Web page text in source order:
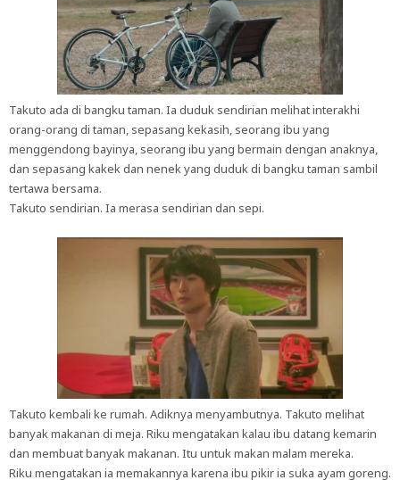
Takuto ada di bangku taman. Ia duduk sendirian melihat interakhi
orang-orang di taman, sepasang kekasih, seorang ibu yang
menggendong bayinya, seorang ibu yang bermain dengan anaknya,
dan sepasang kakek dan nenek yang duduk di bangku taman sambil
tertawa bersama.
Takuto sendirian. Ia merasa sendirian dan sepi.
Takuto kembali ke rumah. Adiknya menyambutnya. Takuto melihat
banyak makanan di meja. Riku mengatakan kalau ibu datang kemarin
dan membuat banyak makanan. Itu untuk makan malam mereka.
Riku mengatakan ia memakannya karena ibu pikir ia suka ayam goreng.